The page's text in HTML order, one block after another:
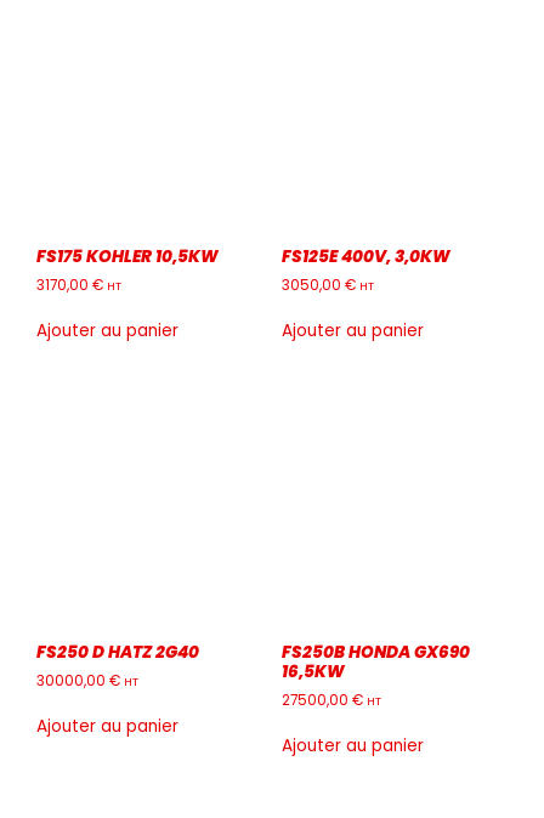
FS175 KOHLER 10,5KW
3170,00 € HT
Ajouter au panier
FS125E 400V, 3,0KW
3050,00 € HT
Ajouter au panier
FS250 D HATZ 2G40
30000,00 € HT
Ajouter au panier
FS250B HONDA GX690
16,5KW
27500,00 € HT
Ajouter au panier